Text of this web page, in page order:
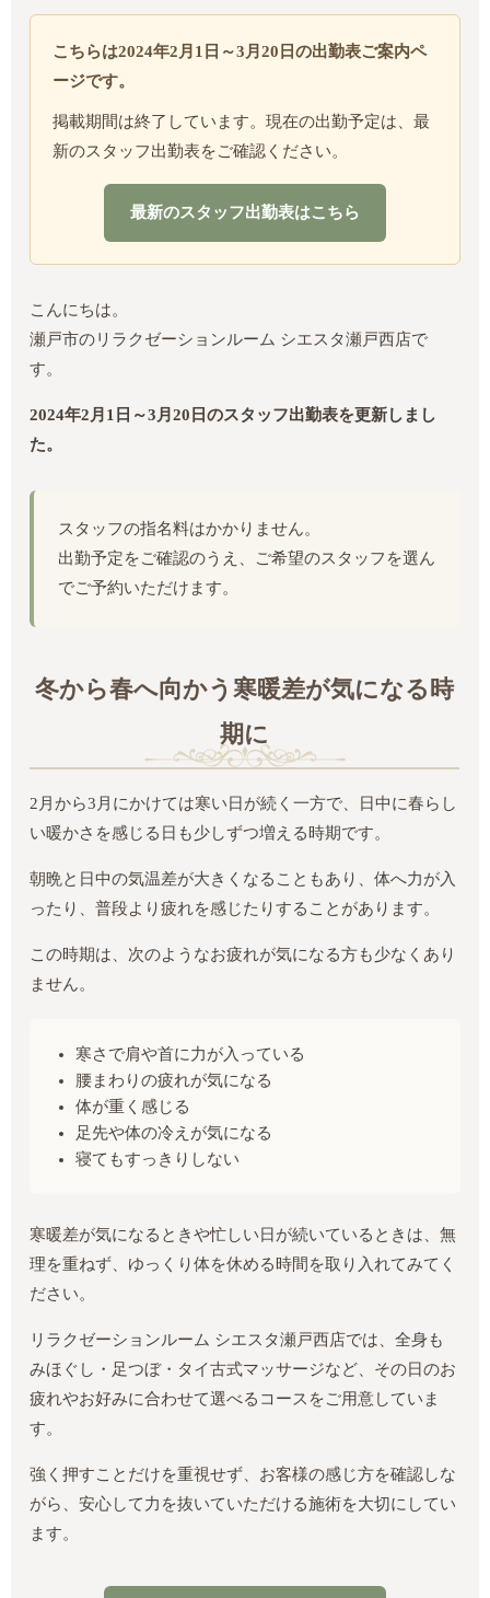
こちらは2024年2月1日～3月20日の出勤表ご案内ペ
ージです。
掲載期間は終了しています。現在の出勤予定は、最
新のスタッフ出勤表をご確認ください。
最新のスタッフ出勤表はこちら
こんにちは。
瀬戸市のリラクゼーションルーム シエスタ瀬戸西店で
す。
2024年2月1日～3月20日のスタッフ出勤表を更新しまし
た。
スタッフの指名料はかかりません。
出勤予定をご確認のうえ、ご希望のスタッフを選ん
でご予約いただけます。
冬から春へ向かう寒暖差が気になる時
期に
2月から3月にかけては寒い日が続く一方で、日中に春らし
い暖かさを感じる日も少しずつ増える時期です。
朝晩と日中の気温差が大きくなることもあり、体へ力が入
ったり、普段より疲れを感じたりすることがあります。
この時期は、次のようなお疲れが気になる方も少なくあり
ません。
寒さで肩や首に力が入っている
腰まわりの疲れが気になる
体が重く感じる
足先や体の冷えが気になる
寝てもすっきりしない
寒暖差が気になるときや忙しい日が続いているときは、無
理を重ねず、ゆっくり体を休める時間を取り入れてみてく
ださい。
リラクゼーションルーム シエスタ瀬戸西店では、全身も
みほぐし・足つぼ・タイ古式マッサージなど、その日のお
疲れやお好みに合わせて選べるコースをご用意していま
す。
強く押すことだけを重視せず、お客様の感じ方を確認しな
がら、安心して力を抜いていただける施術を大切にしてい
ます。